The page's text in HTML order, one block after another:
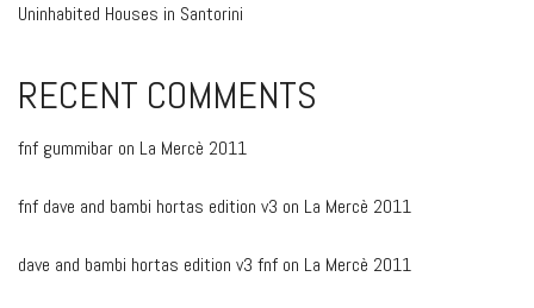
Uninhabited Houses in Santorini
RECENT COMMENTS
fnf gummibar on La Mercè 2011
fnf dave and bambi hortas edition v3 on La Mercè 2011
dave and bambi hortas edition v3 fnf on La Mercè 2011